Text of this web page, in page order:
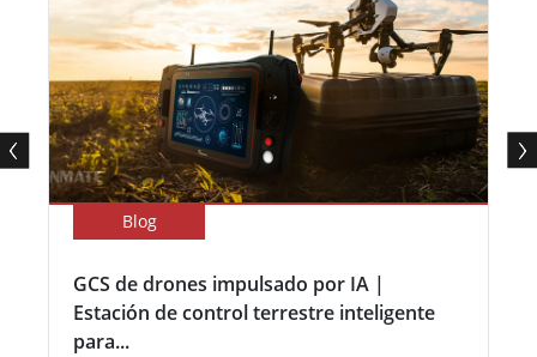
Blog
GCS de drones impulsado por IA |
Estación de control terrestre inteligente
para...